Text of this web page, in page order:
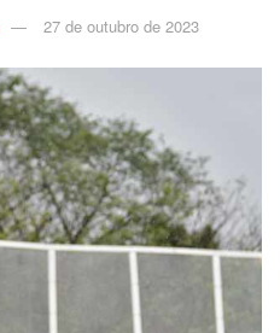
27 de outubro de 2023